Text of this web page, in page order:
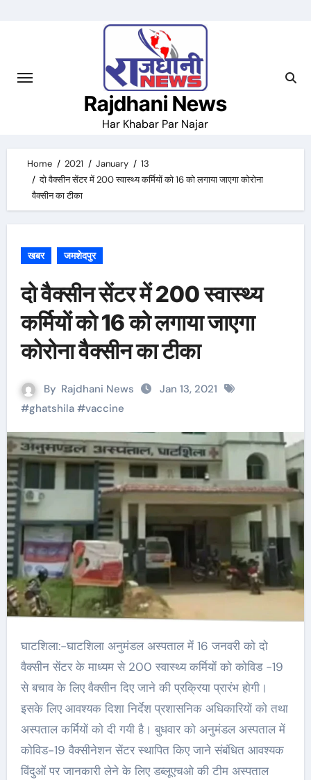
Rajdhani News
Har Khabar Par Najar
Home 2021 January
13
दो वैक्सीन सेंटर में 200 स्वास्थ्य कर्मियाें काे 16 को लगाया जाएगा कोरोना
वैक्सीन का टीका
खबर जमशेदपुर
दो वैक्सीन सेंटर में 200 स्वास्थ्य
कर्मियाें काे 16 को लगाया जाएगा
कोरोना वैक्सीन का टीका
By Rajdhani News
Jan 13, 2021
#ghatshila#vaccine
घाटशिला:-घाटशिला अनुमंडल अस्पताल में 16 जनवरी काे दाे
वैक्सीन सेंटर के माध्यम से 200 स्वास्थ्य कर्मियाें काे काेविड -19
से बचाव के लिए वैक्सीन दिए जाने की प्रक्रिया प्रारंभ हाेगी।
इसके लिए आवश्यक दिशा निर्देश प्रशासनिक अधिकारियाें काे तथा
अस्पताल कर्मियाें काे दी गयी है। बुधवार काे अनुमंडल अस्पताल में
काेविड-19 वैक्सीनेशन सेंटर स्थापित किए जाने संबंधित आवश्यक
विंदुओं पर जानकारी लेने के लिए डब्लूएचओ की टीम अस्पताल